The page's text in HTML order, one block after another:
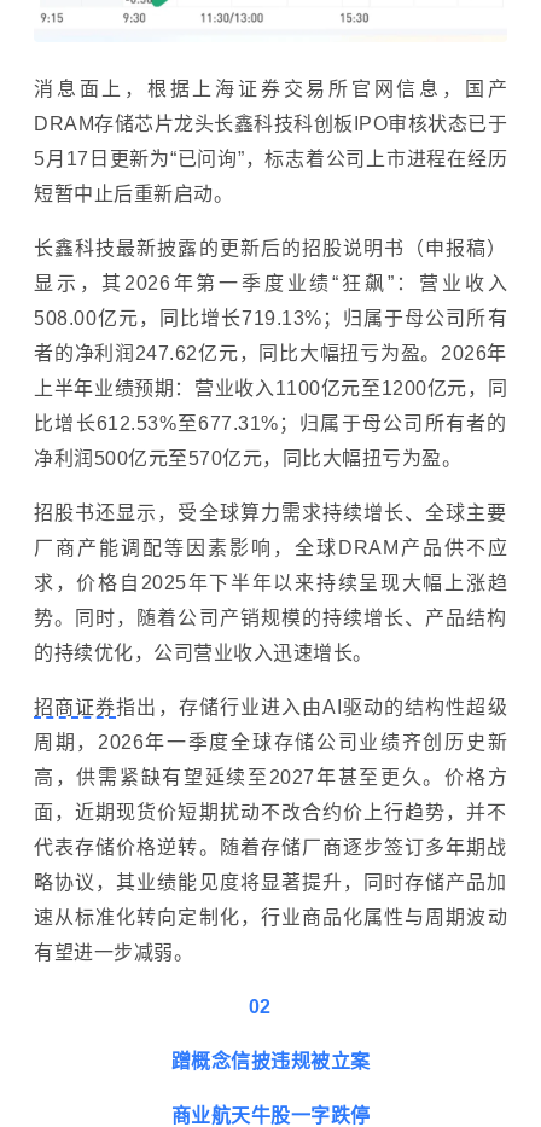
消息面上，根据 上海证券交易所 官网信息，国产
DRAM存储芯片龙头长鑫科技科创板 IPO审核状态已于
5月17日更新为“已问询”，标志着公司上市进程在经历
短暂中止后重新启动。
长鑫科技最新披露的更新后的招股说明书（申报稿）
显示，其2026年第一季度业绩“狂飙”：营业收入
508.00亿元，同比增长719.13%；归属于母公司所有
者的净利润247.62亿元，同比大幅扭亏为盈。2026年
上半年业绩预期：营业收入1100亿元至1200亿元，同
比增长612.53%至677.31%；归属于母公司所有者的
净利润500亿元至570亿元，同比大幅扭亏为盈。
招股书还显示，受全球算力需求持续增长、全球主要
厂商产能调配等因素影响，全球DRAM产品供不应
求，价格自2025年下半年以来持续呈现大幅上涨趋
势。同时，随着公司产销规模的持续增长、产品结构
的持续优化，公司营业收入迅速增长。
招商证券指出，存储行业进入由AI驱动的结构性超级
周期 ，2026年一季度全球存储公司业绩齐创历史新
高 ，供需紧缺有望延续至2027年甚至更久。价格方
面，近期现货价短期扰动不改合约价上行趋势，并不
代表存储价格逆转。随着存储厂商逐步签订多年期战
略协议，其业绩能见度将显著提升，同时存储产品加
速从标准化转向定制化，行业商品化属性与周期 波动
有望进一步减弱。
02
蹭概念信披违规被立案
商业航天牛股一字跌停